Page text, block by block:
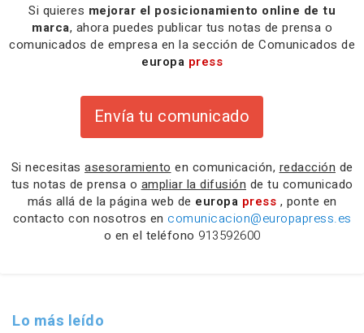
Si quieres mejorar el posicionamiento online de tu
marca, ahora puedes publicar tus notas de prensa o
comunicados de empresa en la sección de Comunicados de
europa press
Envía tu comunicado
Si necesitas asesoramiento en comunicación, redacción de
tus notas de prensa o ampliar la difusión de tu comunicado
más allá de la página web de europa press , ponte en
contacto con nosotros en comunicacion@europapress.es
o en el teléfono 913592600
Lo más leído